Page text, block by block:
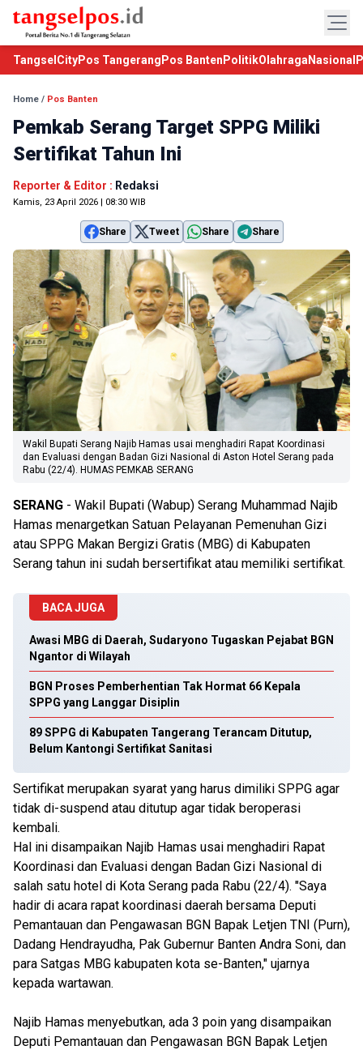
TangselCityPos Tangerang Pos Banten PolitikOlahraga Nasional
Home / Pos Banten
Pemkab Serang Target SPPG Miliki
Sertifikat Tahun Ini
Reporter & Editor : Redaksi
Kamis, 23 April 2026 | 08:30 WIB
Share Tweet Share Share
Wakil Bupati Serang Najib Hamas usai menghadiri Rapat Koordinasi
dan Evaluasi dengan Badan Gizi Nasional di Aston Hotel Serang pada
Rabu (22/4). HUMAS PEMKAB SERANG
SERANG - Wakil Bupati (Wabup) Serang Muhammad Najib
Hamas menargetkan Satuan Pelayanan Pemenuhan Gizi
atau SPPG Makan Bergizi Gratis (MBG) di Kabupaten
Serang tahun ini sudah bersertifikat atau memiliki sertifikat.
BACA JUGA
Awasi MBG di Daerah, Sudaryono Tugaskan Pejabat BGN
Ngantor di Wilayah
BGN Proses Pemberhentian Tak Hormat 66 Kepala
SPPG yang Langgar Disiplin
89 SPPG di Kabupaten Tangerang Terancam Ditutup,
Belum Kantongi Sertifikat Sanitasi
Sertifikat merupakan syarat yang harus dimiliki SPPG agar
tidak di-suspend atau ditutup agar tidak beroperasi
kembali.
Hal ini disampaikan Najib Hamas usai menghadiri Rapat
Koordinasi dan Evaluasi dengan Badan Gizi Nasional di
salah satu hotel di Kota Serang pada Rabu (22/4). "Saya
hadir di acara rapat koordinasi daerah bersama Deputi
Pemantauan dan Pengawasan BGN Bapak Letjen TNI (Purn),
Dadang Hendrayudha, Pak Gubernur Banten Andra Soni, dan
para Satgas MBG kabupaten kota se-Banten," ujarnya
kepada wartawan.
Najib Hamas menyebutkan, ada 3 poin yang disampaikan
Deputi Pemantauan dan Pengawasan BGN Bapak Letjen